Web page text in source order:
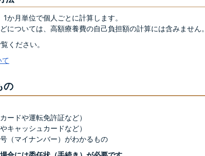
か月単位で個人ごとに計算します。
については、高額療養費の自己負担額の計算には含みません。
ください。
て
の
ードや運転免許証など）
キャッシュカードなど）
（マイナンバー）がわかるもの